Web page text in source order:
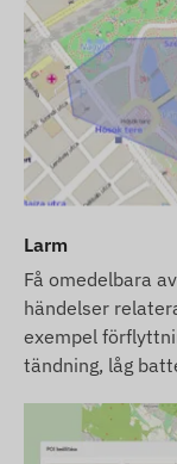
Larm
Få omedelbara
händelser
exempel
tändning, låg